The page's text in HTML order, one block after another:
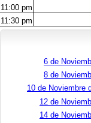
11:00 pm
11:30 pm
6 de
8 de
10 de Noviembre
12 de
14 de